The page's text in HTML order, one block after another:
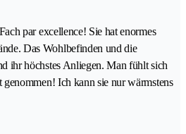
par excellence! Sie hat enormes
Das Wohlbefinden und die
ihr höchstes Anliegen. Man fühlt sich
Ich kann sie nur wärmstens